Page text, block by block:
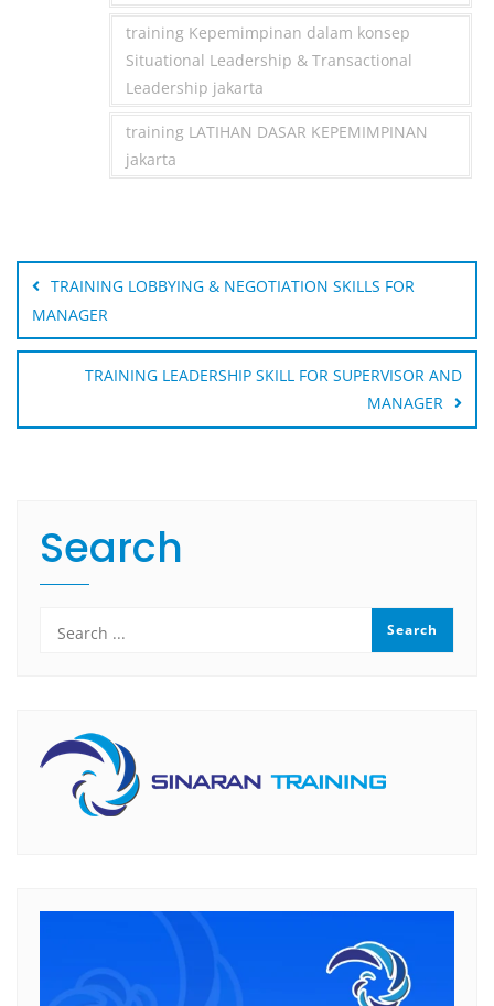
training Kepemimpinan dalam konsep
Situational Leadership & Transactional
Leadership jakarta
training LATIHAN DASAR KEPEMIMPINAN
jakarta
Post
navigation
TRAINING LOBBYING & NEGOTIATION SKILLS FOR
MANAGER
TRAINING LEADERSHIP SKILL FOR SUPERVISOR AND
MANAGER
Search